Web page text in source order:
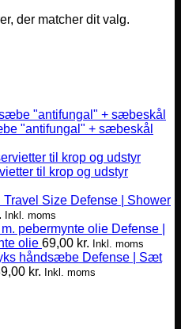
der matcher dit valg.
"antifungal" + sæbeskål
til krop og udstyr
Defense | Shower
Inkl. moms
Defense |
olie 69,00 kr. Inkl. moms
Defense | Sæt
kr. Inkl. moms